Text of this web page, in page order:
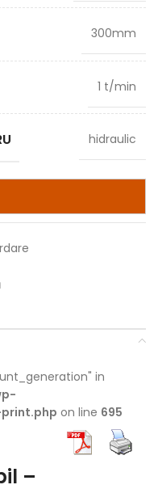
300mm
1 t/min
hidraulic
in
on line 695
–